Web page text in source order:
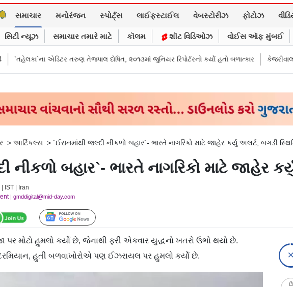
સમાચાર મનોરંજન સ્પોર્ટ્સ લાઈફસ્ટાઈલ વેબસ્ટોરીઝ ફોટોઝ
સિટી ન્યૂઝ સમાચાર તમારે માટે કૉલમ શૉટ વિડિઓઝ વોઈસ ઑફ મુંબઈ
તરુણ તેજપાલ દોષિત, ૨૦૧૩માં જુનિયર રિપોર્ટરનો કર્યો હતો બળાત્કાર કેજરીવાલનું ઇન્સ્ટાગ્રામ
> આર્ટિકલ્સ > `ઈરાનમાંથી જલ્દી નીકળો બહાર`- ભારતે નાગરિકો માટે જાહેર કર્યું અલર્ટ, બગડી
નીકળો બહાર`- ભારતે નાગરિકો માટે જાહેર
IST | Iran
| gmddigital@mid-day.com
Follow Us
મોટો હુમલો કર્યો છે, જેનાથી ફરી એકવાર યુદ્ધનો ખતરો ઉભો થયો છે.
હુતી બળવાખોરોએ પણ ઈઝરાયલ પર હુમલો કર્યો છે.